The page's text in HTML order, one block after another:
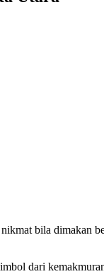
bila dimakan
dari